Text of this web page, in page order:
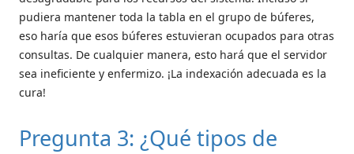
pudiera mantener toda la tabla en el grupo de búferes,
eso haría que esos búferes estuvieran ocupados para otras
consultas. De cualquier manera, esto hará que el servidor
sea ineficiente y enfermizo. ¡La indexación adecuada es la
cura!
Pregunta 3: ¿Qué tipos de